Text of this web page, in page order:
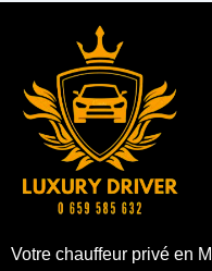
Votre chauffeur privé en